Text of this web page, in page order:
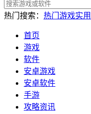
热门搜索： 热门游戏实
首页
游戏
软件
安卓游戏
安卓软件
手游
攻略资讯